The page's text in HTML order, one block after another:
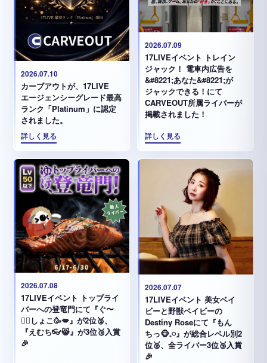
2026.07.10
カーブアウトが、17LIVE
エージェンシーグレード最高
ランク「Platinum」に認定
されました。
詳しく見る
2026.07.09
17LIVEイベント トレイン
ジャック！ 電車内広告を
&#8221;あなた&#8221;が
ジャックできる！にて
CARVEOUT所属ライバーが
掲載されました！
詳しく見る
2026.07.08
17LIVEイベント トップライ
バーへの登竜門にて『ぐ〜
✊🏻‪しょこ🥳💋』が2位🥈、
『えむち👓😸』が3位🥉入賞
🎉
2026.07.07
17LIVEイベント 美女ベイ
ビーと野獣ベイビーの
Destiny Roseにて『もん
ちっ🐵𓈒𓏸︎︎︎︎』が総合レベル別2
位🥈、全ライバー3位🥉入賞
🎉